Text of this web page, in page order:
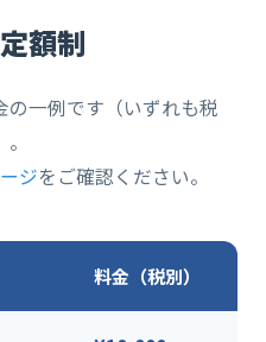
額制
一例です（いずれも税
ジをご確認ください。
料金（税別）